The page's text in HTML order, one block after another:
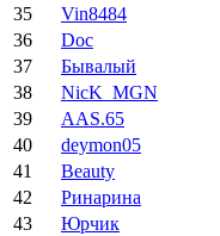
35
Vin8484
36
Doc
37
Бывалый
38
NicK_MGN
39
AAS.65
40
deymon05
41
Beauty
42
Ринарина
43
Юрчик